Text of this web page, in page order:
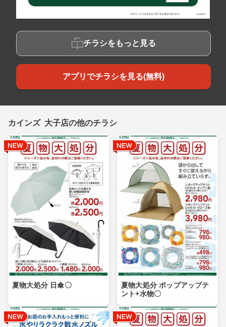
チラシをもっと見る
アプリでチラシを見る(無料)
カインズ 大子店の他のチラシ
夏物大処分 日傘〇
夏物大処分 ポップアップテ
ント+水物〇